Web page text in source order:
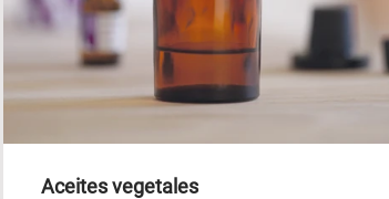
Aceites vegetales